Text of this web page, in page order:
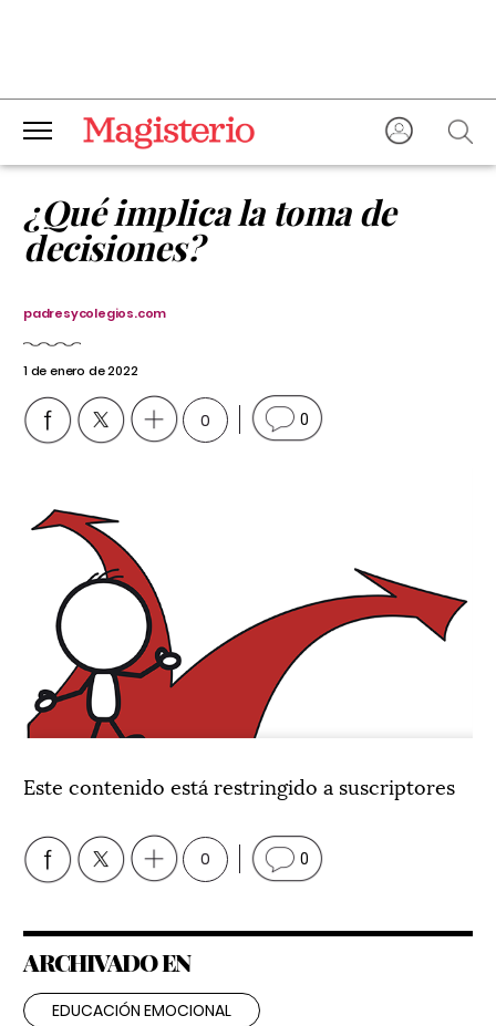
¿Qué implica la toma de
decisiones?
padresycolegios.com
1 de enero de 2022
0 0
Este contenido está restringido a suscriptores
0 0
ARCHIVADO EN
EDUCACIÓN EMOCIONAL